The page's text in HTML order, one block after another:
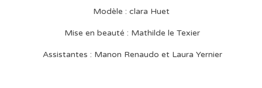
Modèle : clara Huet
Mise en beauté : Mathilde le Texier
Assistantes : Manon Renaudo et Laura Yernier